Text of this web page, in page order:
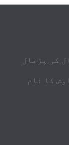
کی پڑتال
کا نام